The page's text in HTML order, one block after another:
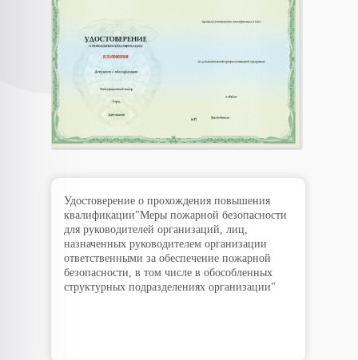
Удостоверение о прохождения повышения
квалификации"Меры пожарной безопасности
для руководителей организаций, лиц,
назначенных руководителем организации
ответственными за обеспечение пожарной
безопасности, в том числе в обособленных
структурных подразделениях организации"